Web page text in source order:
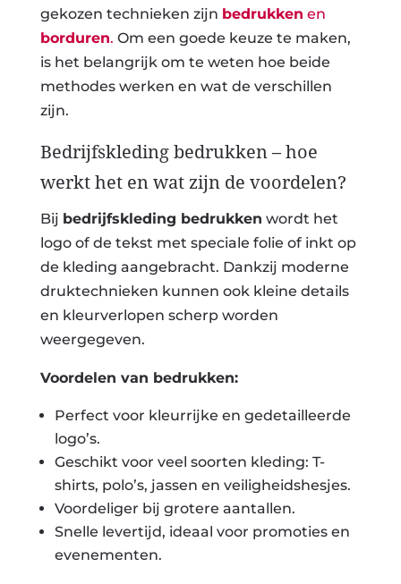
gekozen technieken zijn bedrukken en
borduren. Om een goede keuze te maken,
is het belangrijk om te weten hoe beide
methodes werken en wat de verschillen
zijn.
Bedrijfskleding bedrukken – hoe
werkt het en wat zijn de voordelen?
Bij bedrijfskleding bedrukken wordt het
logo of de tekst met speciale folie of inkt op
de kleding aangebracht. Dankzij moderne
druktechnieken kunnen ook kleine details
en kleurverlopen scherp worden
weergegeven.
Voordelen van bedrukken:
Perfect voor kleurrijke en gedetailleerde
logo’s.
Geschikt voor veel soorten kleding: T-
shirts, polo’s, jassen en veiligheidshesjes.
Voordeliger bij grotere aantallen.
Snelle levertijd, ideaal voor promoties en
evenementen.